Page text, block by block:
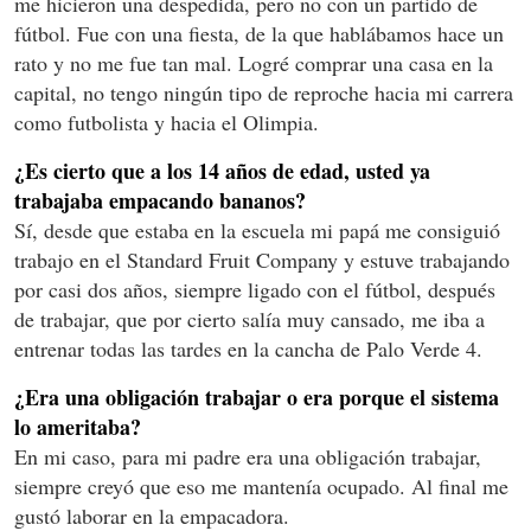
fútbol. Fue con una fiesta, de la que hablábamos hace un
rato y no me fue tan mal. Logré comprar una casa en la
capital, no tengo ningún tipo de reproche hacia mi carrera
como futbolista y hacia el Olimpia.
¿Es cierto que a los 14 años de edad, usted ya
trabajaba empacando bananos?
Sí, desde que estaba en la escuela mi papá me consiguió
trabajo en el Standard Fruit Company y estuve trabajando
por casi dos años, siempre ligado con el fútbol, después
de trabajar, que por cierto salía muy cansado, me iba a
entrenar todas las tardes en la cancha de Palo Verde 4.
¿Era una obligación trabajar o era porque el sistema
lo ameritaba?
En mi caso, para mi padre era una obligación trabajar,
siempre creyó que eso me mantenía ocupado. Al final me
gustó laborar en la empacadora.